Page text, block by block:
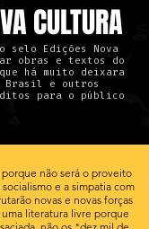
CULTURA
selo Edições Nova
obras e textos do
há muito deixara
Brasil e outros
para o público
não será o proveito
e a simpatia com
novas e novas forças
uma literatura livre porque